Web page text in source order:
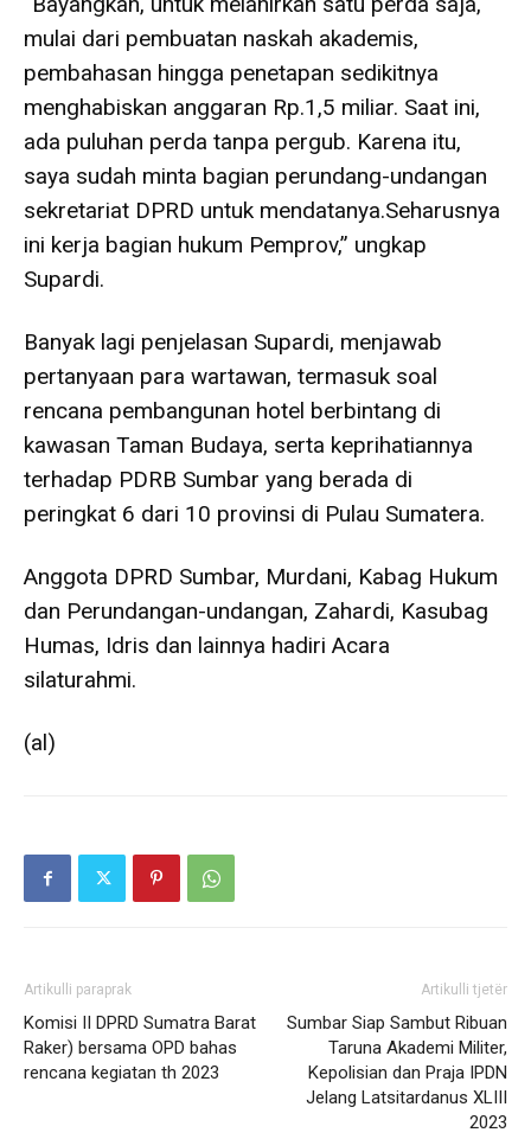
mulai dari pembuatan naskah akademis,
pembahasan hingga penetapan sedikitnya
menghabiskan anggaran Rp.1,5 miliar. Saat ini,
ada puluhan perda tanpa pergub. Karena itu,
saya sudah minta bagian perundang-undangan
sekretariat DPRD untuk mendatanya.Seharusnya
ini kerja bagian hukum Pemprov,” ungkap
Supardi.
Banyak lagi penjelasan Supardi, menjawab
pertanyaan para wartawan, termasuk soal
rencana pembangunan hotel berbintang di
kawasan Taman Budaya, serta keprihatiannya
terhadap PDRB Sumbar yang berada di
peringkat 6 dari 10 provinsi di Pulau Sumatera.
Anggota DPRD Sumbar, Murdani, Kabag Hukum
dan Perundangan-undangan, Zahardi, Kasubag
Humas, Idris dan lainnya hadiri Acara
silaturahmi.
(al)
Artikulli paraprak
Komisi II DPRD Sumatra Barat
Raker) bersama OPD bahas
rencana kegiatan th 2023
Artikulli tjetër
Sumbar Siap Sambut Ribuan
Taruna Akademi Militer,
Kepolisian dan Praja IPDN
Jelang Latsitardanus XLIII
2023